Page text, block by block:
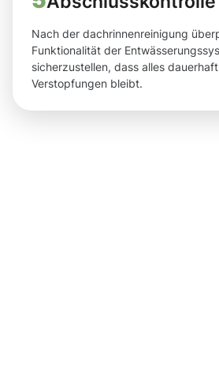
Nach der dachrinnenreinigung
Funktionalität der
sicherzustellen, dass alles
Verstopfungen bleibt.